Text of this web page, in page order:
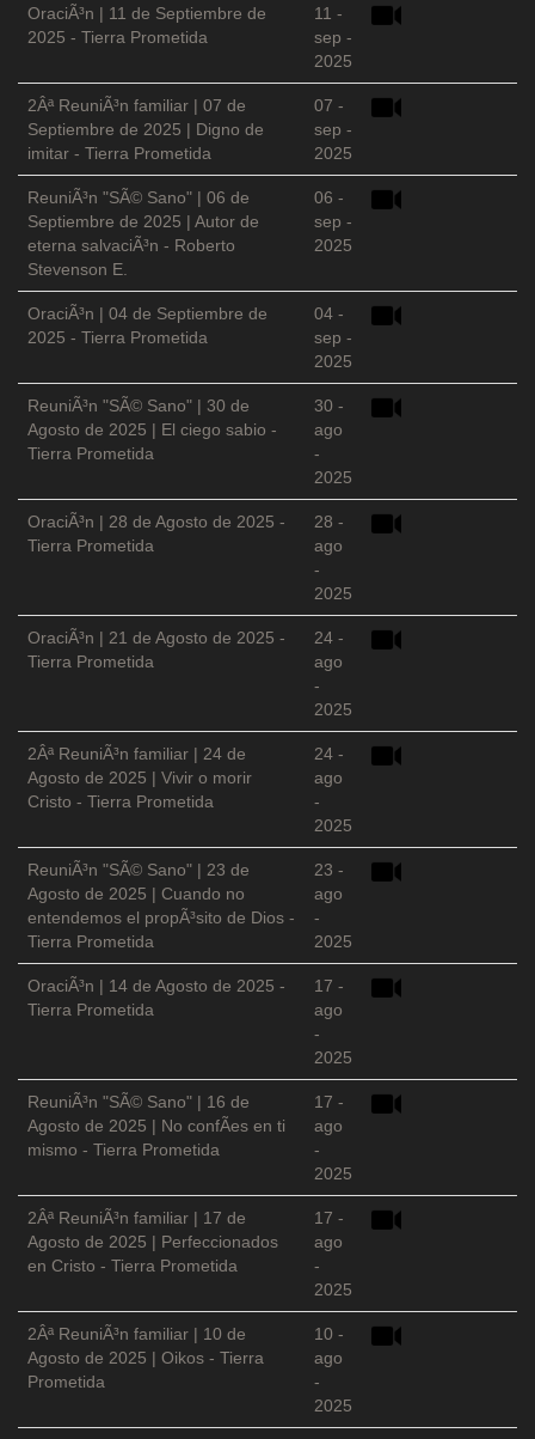
OraciÃ³n | 11 de Septiembre de
2025 - Tierra Prometida
11 -
sep -
2025
2Âª ReuniÃ³n familiar | 07 de
Septiembre de 2025 | Digno de
imitar - Tierra Prometida
07 -
sep -
2025
ReuniÃ³n "SÃ© Sano" | 06 de
Septiembre de 2025 | Autor de
eterna salvaciÃ³n - Roberto
Stevenson E.
06 -
sep -
2025
OraciÃ³n | 04 de Septiembre de
2025 - Tierra Prometida
04 -
sep -
2025
ReuniÃ³n "SÃ© Sano" | 30 de
Agosto de 2025 | El ciego sabio -
Tierra Prometida
30 -
ago
-
2025
OraciÃ³n | 28 de Agosto de 2025 -
Tierra Prometida
28 -
ago
-
2025
OraciÃ³n | 21 de Agosto de 2025 -
Tierra Prometida
24 -
ago
-
2025
2Âª ReuniÃ³n familiar | 24 de
Agosto de 2025 | Vivir o morir
Cristo - Tierra Prometida
24 -
ago
-
2025
ReuniÃ³n "SÃ© Sano" | 23 de
Agosto de 2025 | Cuando no
entendemos el propÃ³sito de Dios -
Tierra Prometida
23 -
ago
-
2025
OraciÃ³n | 14 de Agosto de 2025 -
Tierra Prometida
17 -
ago
-
2025
ReuniÃ³n "SÃ© Sano" | 16 de
Agosto de 2025 | No confÃ­es en ti
mismo - Tierra Prometida
17 -
ago
-
2025
2Âª ReuniÃ³n familiar | 17 de
Agosto de 2025 | Perfeccionados
en Cristo - Tierra Prometida
17 -
ago
-
2025
2Âª ReuniÃ³n familiar | 10 de
Agosto de 2025 | Oikos - Tierra
Prometida
10 -
ago
-
2025